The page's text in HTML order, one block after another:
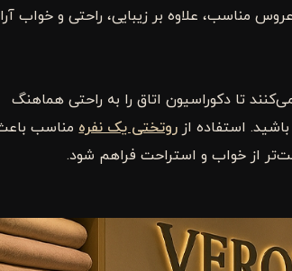
مناسب، علاوه بر زیبایی، راحتی و خواب
تا دکوراسیون اتاق را به راحتی هماهنگ
استفاده از روتختی یک نفرهمناسب
از خواب و استراحت فراهم شود.